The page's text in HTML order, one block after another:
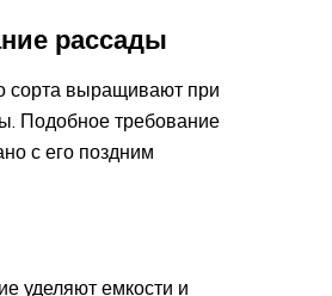
рассады
сорта выращивают при
Подобное требование
с его поздним
уделяют емкости и